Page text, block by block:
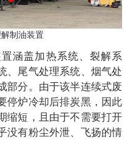
制油装置
涵盖加热系统、裂解系
、尾气处理系统、烟气处
部分。由于该半连续式废
停炉冷却后排炭黑，因此
缩短，且由于不需要打开
没有粉尘外泄、飞扬的情